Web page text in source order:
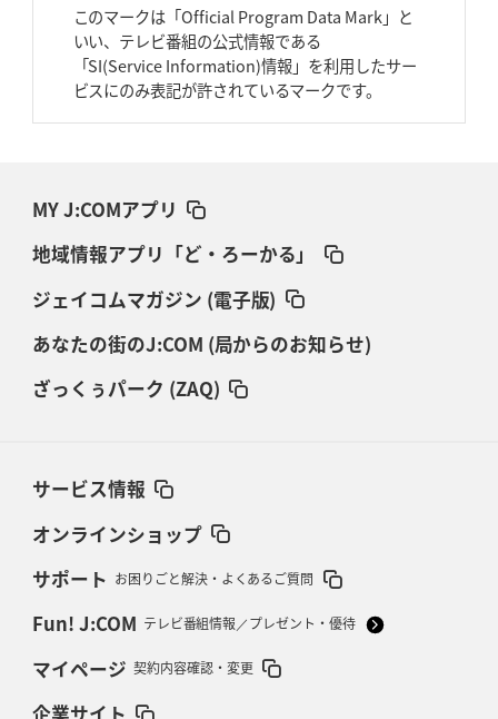
このマークは「Official Program Data Mark」と
いい、テレビ番組の公式情報である
「SI(Service Information)情報」を利用したサー
ビスにのみ表記が許されているマークです。
MY J:COMアプリ
地域情報アプリ「ど・ろーかる」
ジェイコムマガジン (電子版)
あなたの街のJ:COM (局からのお知らせ)
ざっくぅパーク (ZAQ)
サービス情報
オンラインショップ
サポート お困りごと解決・よくあるご質問
Fun! J:COM テレビ番組情報／プレゼント・優待
マイページ 契約内容確認・変更
企業サイト